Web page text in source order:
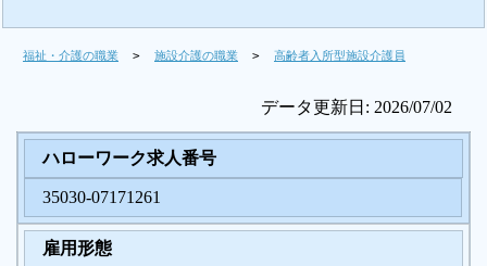
求人情報検索
各種セミナー
履歴書ジェネレーター
福祉・介護の職業 > 施設介護の職業 > 高齢者入所型施設介護員
データ更新日: 2026/07/02
ハローワーク求人番号
35030-07171261
雇用形態